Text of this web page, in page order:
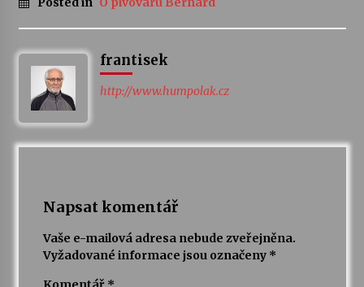
frantisek
http://www.humpolak.cz
Napsat komentář
Vaše e-mailová adresa nebude zveřejněna.
Vyžadované informace jsou označeny *